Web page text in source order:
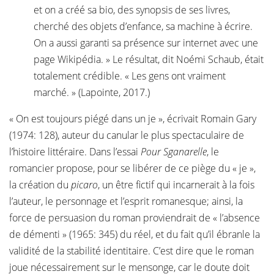
et on a créé sa bio, des synopsis de ses livres,
cherché des objets d’enfance, sa machine à écrire.
On a aussi garanti sa présence sur internet avec une
page Wikipédia. » Le résultat, dit Noémi Schaub, était
totalement crédible. « Les gens ont vraiment
marché. » (Lapointe, 2017.)
« On est toujours piégé dans un je », écrivait Romain Gary
(1974: 128), auteur du canular le plus spectaculaire de
l’histoire littéraire. Dans l’essai Pour Sganarelle, le
romancier propose, pour se libérer de ce piège du « je »,
la création du picaro, un être fictif qui incarnerait à la fois
l’auteur, le personnage et l’esprit romanesque; ainsi, la
force de persuasion du roman proviendrait de « l’absence
de démenti » (1965: 345) du réel, et du fait qu’il ébranle la
validité de la stabilité identitaire. C’est dire que le roman
joue nécessairement sur le mensonge, car le doute doit